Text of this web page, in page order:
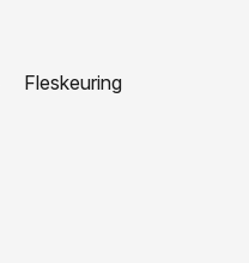
Fleskeuring